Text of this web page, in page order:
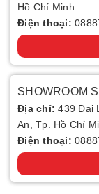
Hồ Chí Minh
Điện thoại:
SHOWROOM
Địa chỉ:439 Đại
An, Tp. Hồ Chí
Điện thoại: